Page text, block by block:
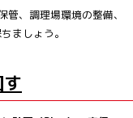
、調理場環境の整備、
ましょう。